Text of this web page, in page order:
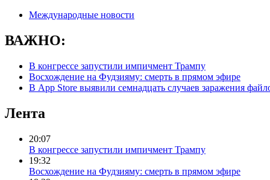
Международные новости
ВАЖНО:
В конгрессе запустили импичмент Трампу
Восхождение на Фудзияму: смерть в прямом эфире
В App Store выявили семнадцать случаев заражения
Лента
20:07
В конгрессе запустили импичмент Трампу
19:32
Восхождение на Фудзияму: смерть в прямом эфире